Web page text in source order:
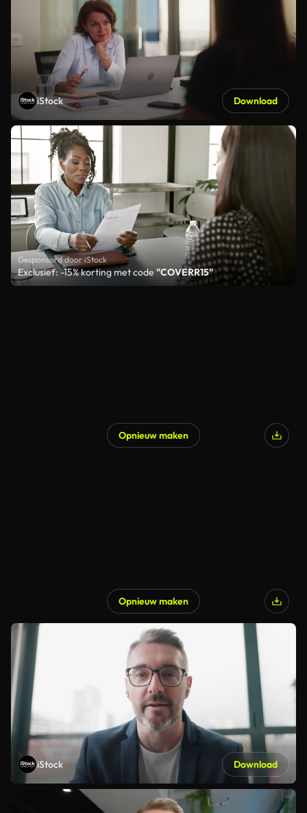
iStock Download
Gesponsord door iStock
Exclusief: -15% korting met code"COVERR15"
Opnieuw maken
Opnieuw maken
iStock Download